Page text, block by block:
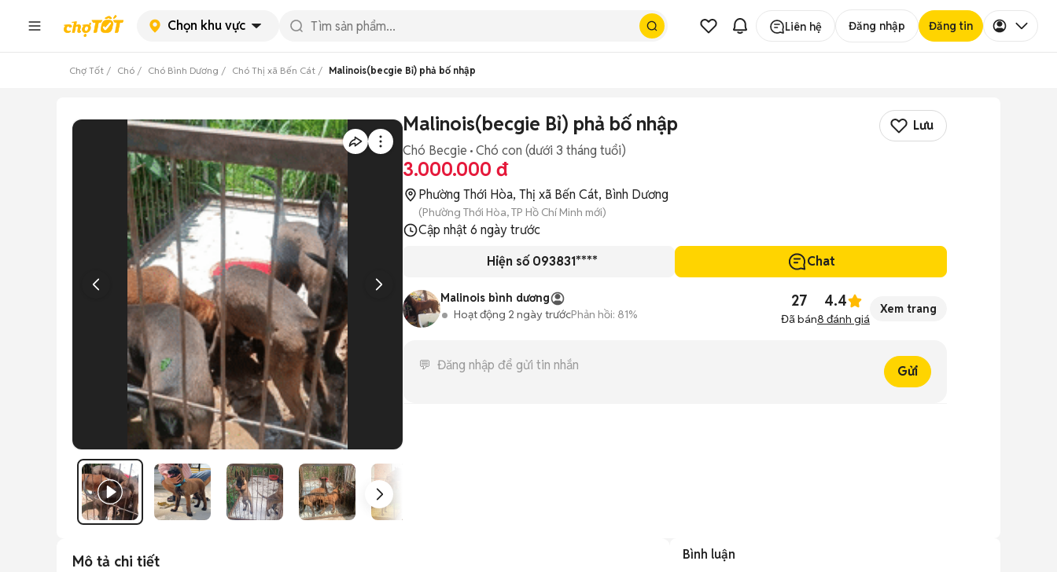
Chọn khu vực Liên hệ Đăng nhập Đăng tin
Chợ Tốt Chó Chó Bình Dương Chó Thị xã Bến Cát Malinois(becgie Bỉ) phả bố nhập
Malinois(becgie Bỉ) phả bố nhập
Lưu
Chó Becgie Chó con (dưới 3 tháng tuổi)
3.000.000 đ
Phường Thới Hòa, Thị xã Bến Cát, Bình Dương
(Phường Thới Hòa, TP Hồ Chí Minh mới)
Cập nhật6 ngày trước
Hiện số 093831****
Chat
Malinois bình dương
Hoạt động 2 ngày trướcPhản hồi: 81%
27
Đã bán
4.4
8 đánh giá
Xem trang
Gửi
Mô tả chi tiết Bình luận